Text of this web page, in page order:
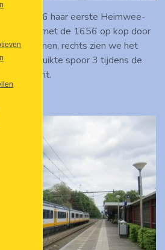
loc 1656 haar eerste Heimwee-
de trein met de 1656 op kop door
komen, rechts zien we het
gebruikte spoor 3 tijdens de
laatste rit.